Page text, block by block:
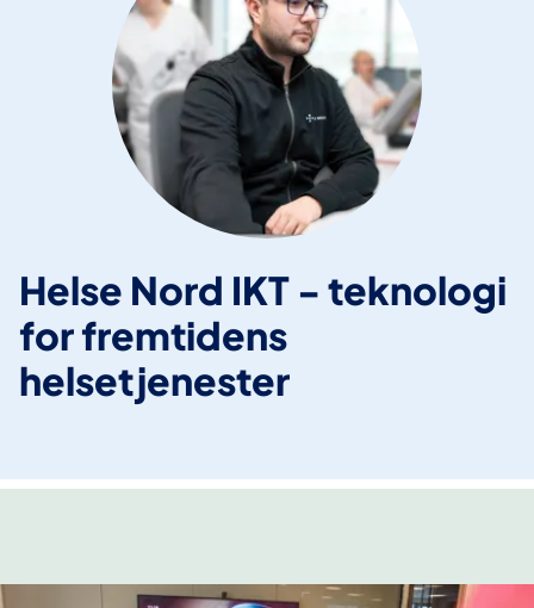
Helse Nord IKT - teknologi
for fremtidens
helsetjenester